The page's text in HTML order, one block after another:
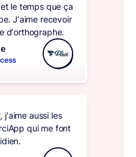
le temps que ça
J’aime recevoir
d’orthographe.
aussi les
qui me font